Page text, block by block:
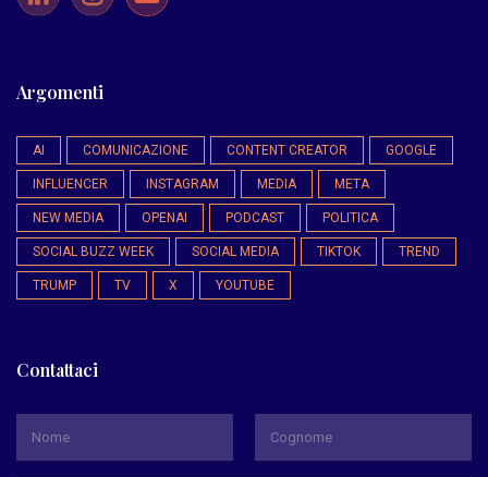
Argomenti
AI COMUNICAZIONE CONTENT CREATOR GOOGLE
INFLUENCER INSTAGRAM MEDIA META
NEW MEDIA OPENAI PODCAST POLITICA
SOCIAL BUZZ WEEK SOCIAL MEDIA TIKTOK TREND
TRUMP TV X YOUTUBE
Contattaci